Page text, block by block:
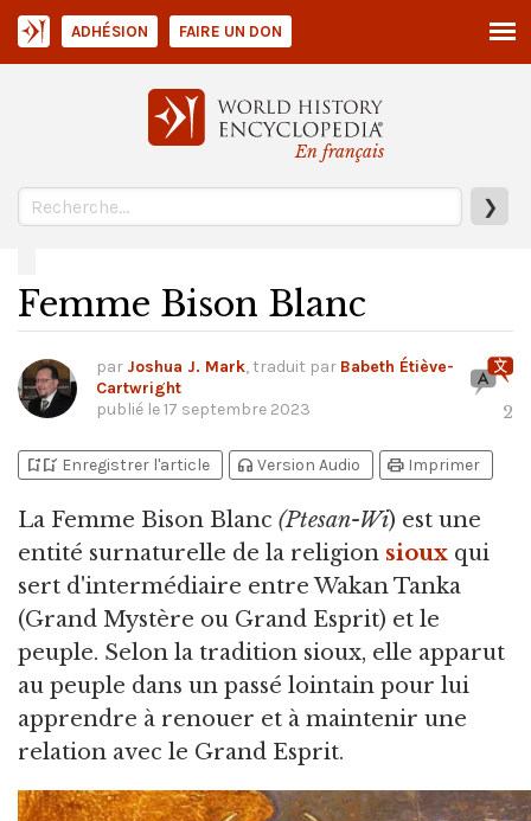
En français
❯
ADHÉSION FAIRE UN DON
Femme Bison Blanc
par Joshua J. Mark, traduit par Babeth Étiève-
Cartwright
publié le17 septembre 2023 2
bookmark_addbookmark_added Enregistrer l'article headphones Version Audio print Imprimer
La Femme Bison Blanc (Ptesan-Wi) est une
entité surnaturelle de la religion sioux qui
sert d'intermédiaire entre Wakan Tanka
(Grand Mystère ou Grand Esprit) et le
peuple. Selon la tradition sioux, elle apparut
au peuple dans un passé lointain pour lui
apprendre à renouer et à maintenir une
relation avec le Grand Esprit.